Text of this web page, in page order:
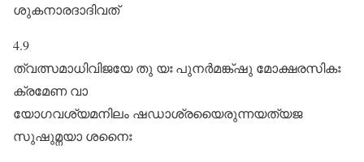
ശുകനാരദാദിവത്‌
4.9
ത്വത്സമാധിവിജയേ തു യഃ പുനർമങ്ക്ഷു മോക്ഷരസികഃ
ക്രമേണ വാ
യോഗവശ്യമനിലം ഷഡാശ്രയൈരുന്നയത്യജ
സുഷുമ്നയാ ശനൈഃ